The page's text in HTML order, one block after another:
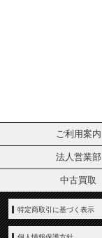
ご利用案内
法人営業部
中古買取
特定商取引に基づく表示